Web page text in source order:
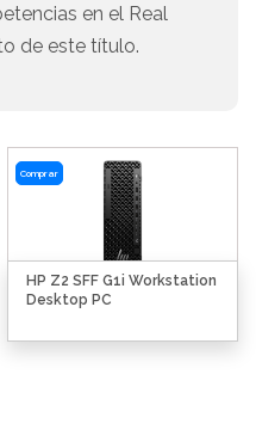
en el Real
de este título.
Comprar
HP Z2 SFF G1i Workstation
Desktop PC